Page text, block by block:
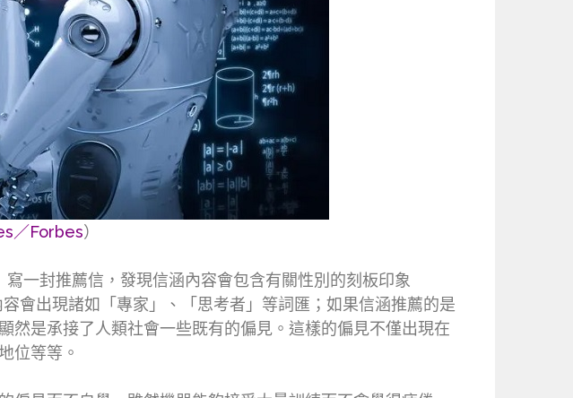
／Forbes）
一封推薦信，發現信涵內容會包含有關性別的刻板印象
會出現諸如「專家」、「思考者」等詞匯；如果信涵推薦的是
然是承接了人類社會一些既有的偏見。這樣的偏見不僅出現在
位等等。